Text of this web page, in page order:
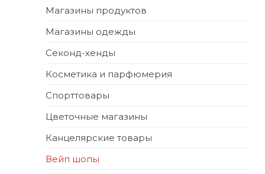
Магазины продуктов
Магазины одежды
Секонд-хенды
Косметика и парфюмерия
Спорттовары
Цветочные магазины
Канцелярские товары
Вейп шопы